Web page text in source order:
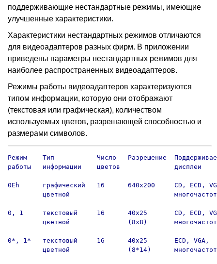
поддерживающие нестандартные режимы, имеющие
улучшенные характеристики.
Характеристики нестандартных режимов отличаются
для видеоадаптеров разных фирм. В приложении
приведены параметры нестандартных режимов для
наиболее распространенных видеоадаптеров.
Режимы работы видеоадаптеров характеризуются
типом информации, которую они отображают
(текстовая или графическая), количеством
используемых цветов, разрешающей способностью и
размерами символов.
Режим    Тип           Число   Разрешение
работы   информации    цветов              дисплеи
0Eh      графический   16      640х200     CD, ECD,
цветной
0, 1     текстовый     16      40х25       CD, ECD,
цветной               (8x8)
0*, 1*   текстовый     16      40х25       ECD, VGA,
цветной               (8*14)